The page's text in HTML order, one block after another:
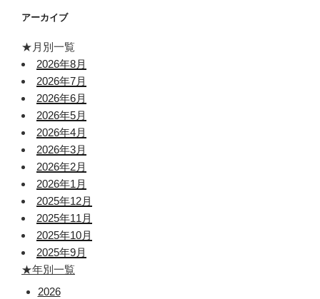
アーカイブ
★月別一覧
2026年8月
2026年7月
2026年6月
2026年5月
2026年4月
2026年3月
2026年2月
2026年1月
2025年12月
2025年11月
2025年10月
2025年9月
★年別一覧
2026